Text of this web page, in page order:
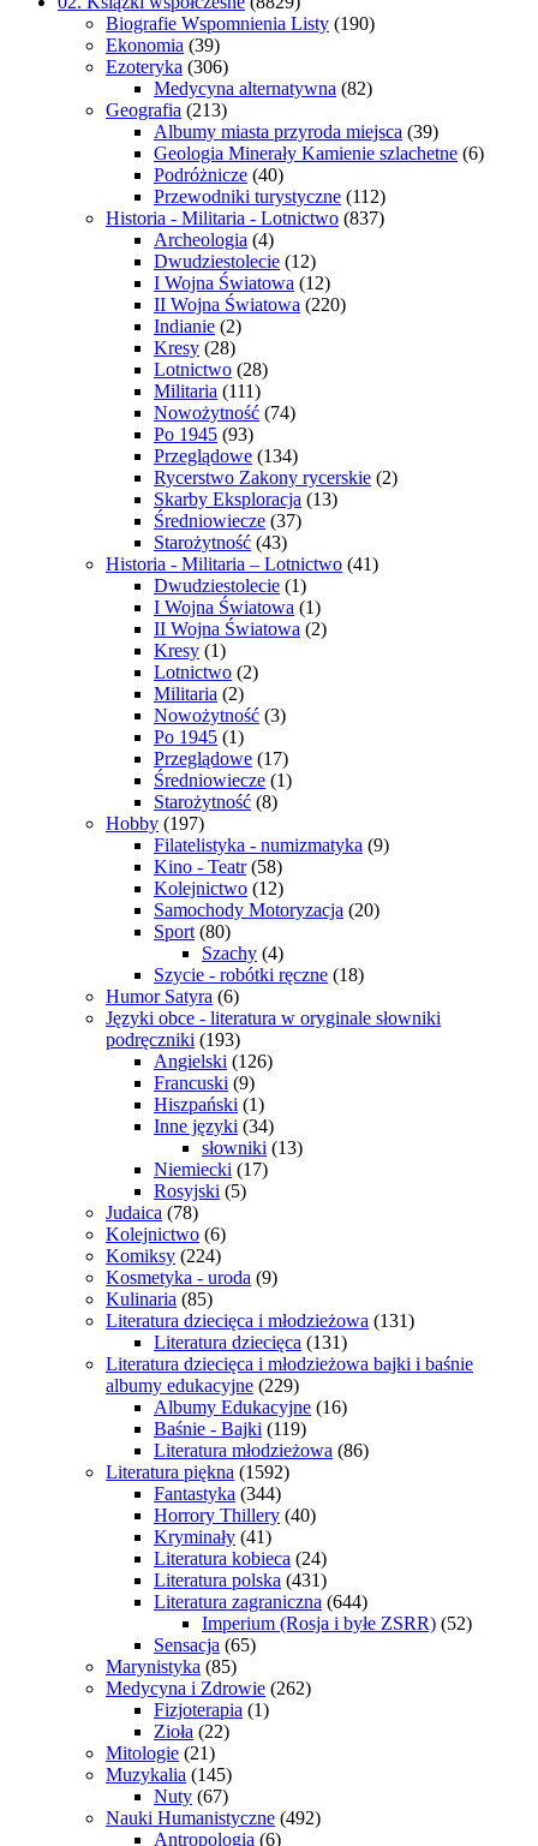
Biografie Wspomnienia Listy (190)
Ekonomia (39)
Ezoteryka (306)
Medycyna alternatywna (82)
Geografia (213)
Albumy miasta przyroda miejsca (39)
Geologia Minerały Kamienie szlachetne (6)
Podróżnicze (40)
Przewodniki turystyczne (112)
Historia - Militaria - Lotnictwo (837)
Archeologia (4)
Dwudziestolecie (12)
I Wojna Światowa (12)
II Wojna Światowa (220)
Indianie (2)
Kresy (28)
Lotnictwo (28)
Militaria (111)
Nowożytność (74)
Po 1945 (93)
Przeglądowe (134)
Rycerstwo Zakony rycerskie (2)
Skarby Eksploracja (13)
Średniowiecze (37)
Starożytność (43)
Historia - Militaria – Lotnictwo (41)
Dwudziestolecie (1)
I Wojna Światowa (1)
II Wojna Światowa (2)
Kresy (1)
Lotnictwo (2)
Militaria (2)
Nowożytność (3)
Po 1945 (1)
Przeglądowe (17)
Średniowiecze (1)
Starożytność (8)
Hobby (197)
Filatelistyka - numizmatyka (9)
Kino - Teatr (58)
Kolejnictwo (12)
Samochody Motoryzacja (20)
Sport (80)
Szachy (4)
Szycie - robótki ręczne (18)
Humor Satyra (6)
Języki obce - literatura w oryginale słowniki
podręczniki (193)
Angielski (126)
Francuski (9)
Hiszpański (1)
Inne języki (34)
słowniki (13)
Niemiecki (17)
Rosyjski (5)
Judaica (78)
Kolejnictwo (6)
Komiksy (224)
Kosmetyka - uroda (9)
Kulinaria (85)
Literatura dziecięca i młodzieżowa (131)
Literatura dziecięca (131)
Literatura dziecięca i młodzieżowa bajki i baśnie
albumy edukacyjne (229)
Albumy Edukacyjne (16)
Baśnie - Bajki (119)
Literatura młodzieżowa (86)
Literatura piękna (1592)
Fantastyka (344)
Horrory Thillery (40)
Kryminały (41)
Literatura kobieca (24)
Literatura polska (431)
Literatura zagraniczna (644)
Imperium (Rosja i byłe ZSRR) (52)
Sensacja (65)
Marynistyka (85)
Medycyna i Zdrowie (262)
Fizjoterapia (1)
Zioła (22)
Mitologie (21)
Muzykalia (145)
Nuty (67)
Nauki Humanistyczne (492)
Antropologia (6)